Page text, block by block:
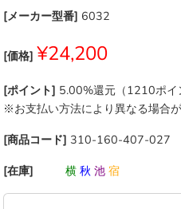
[メーカー型番] 6032
[価格] ¥24,200
[ポイント] 5.00%還元（1210ポイ
※お支払い方法により異なる場合が
[商品コード] 310-160-407-027
[在庫]
横 秋 池 宿